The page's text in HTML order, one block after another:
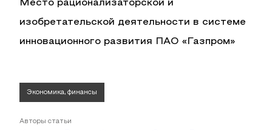
Место рационализаторской и
изобретательской деятельности в системе
инновационного развития ПАО «Газпром»
Экономика, финансы
Авторы статьи